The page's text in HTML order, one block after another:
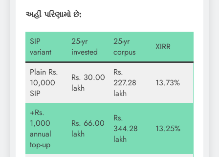
અહીં પરિણામો છે:
SIP
variant
25-yr
invested
25-yr
corpus
XIRR
Plain Rs.
10,000
SIP
Rs. 30.00
lakh
Rs.
227.28
lakh
13.73%
+Rs.
1,000
annual
top-up
Rs. 66.00
lakh
Rs.
344.28
lakh
13.25%